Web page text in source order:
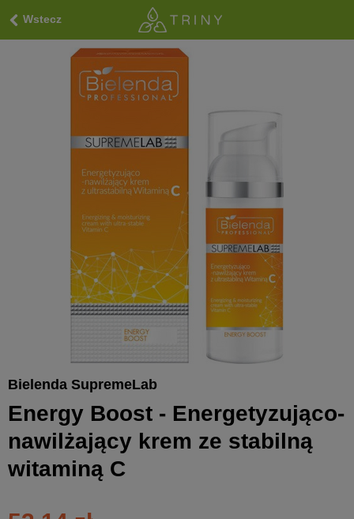
Wstecz
Bielenda SupremeLab
Energy Boost - Energetyzująco-
nawilżający krem ze stabilną
witaminą C